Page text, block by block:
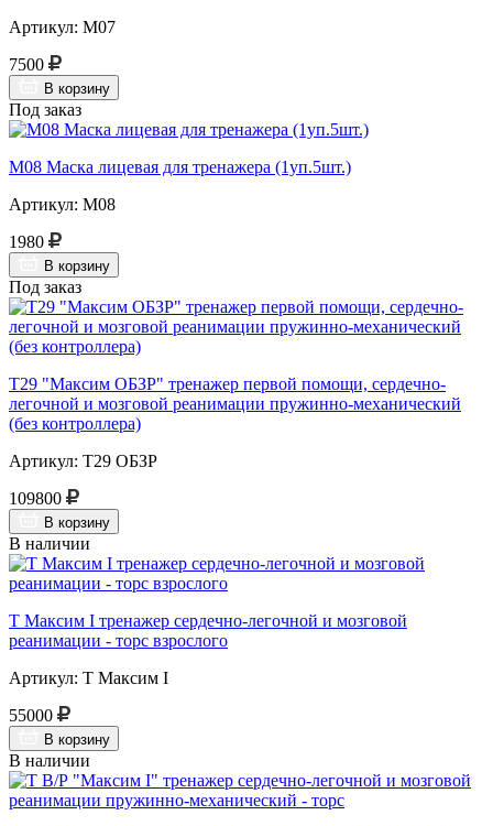
Артикул: М07
7500
В корзину
Под заказ
М08 Маска лицевая для тренажера (1уп.5шт.)
Артикул: М08
1980
В корзину
Под заказ
Т29 "Максим ОБЗР" тренажер первой помощи, сердечно-
легочной и мозговой реанимации пружинно-механический
(без контроллера)
Артикул: Т29 ОБЗР
109800
В корзину
В наличии
Т Максим I тренажер сердечно-легочной и мозговой
реанимации - торс взрослого
Артикул: Т Максим I
55000
В корзину
В наличии